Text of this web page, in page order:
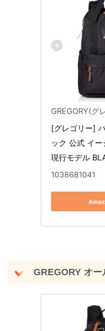
GREGORY(グ
[グレゴリー]
ック 公式 イー
現行モデル
1038681041
GREGORY オー